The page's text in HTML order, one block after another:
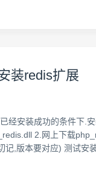
装redis扩展
经安装成功的条件下.
2.网上下载
记,版本要对应) 测试安